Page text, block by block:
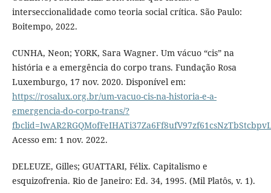
interseccionalidade como teoria social crítica. São Paulo:
Boitempo, 2022.
CUNHA, Neon; YORK, Sara Wagner. Um vácuo “cis” na
história e a emergência do corpo trans. Fundação Rosa
Luxemburgo, 17 nov. 2020. Disponível em:
https://rosalux.org.br/um-vacuo-cis-na-historia-e-a-
emergencia-do-corpo-trans/?
Acesso em: 1 nov. 2022.
DELEUZE, Gilles; GUATTARI, Félix. Capitalismo e
esquizofrenia. Rio de Janeiro: Ed. 34, 1995. (Mil Platôs, v. 1).